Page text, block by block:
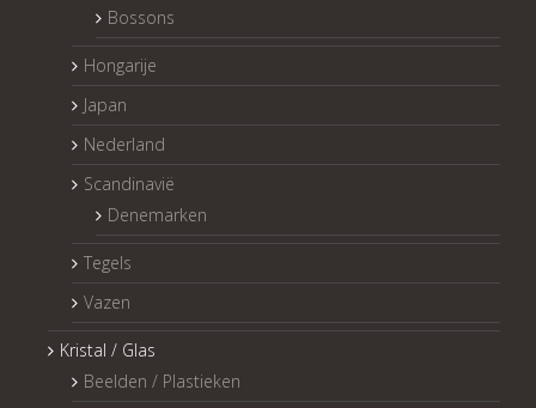
Bossons
Hongarije
Japan
Nederland
Scandinavië
Denemarken
Tegels
Vazen
Kristal / Glas
Beelden / Plastieken